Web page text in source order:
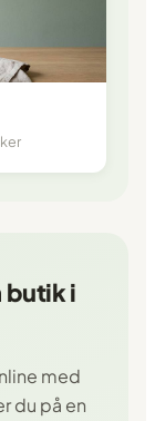
butik i
med
du på en